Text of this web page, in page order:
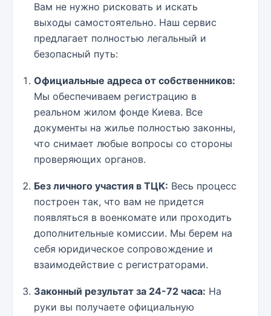
Вам не нужно рисковать и искать
выходы самостоятельно. Наш сервис
предлагает полностью легальный и
безопасный путь:
Официальные адреса от собственников:
Мы обеспечиваем регистрацию в
реальном жилом фонде Киева. Все
документы на жилье полностью законны,
что снимает любые вопросы со стороны
проверяющих органов.
Без личного участия в ТЦК: Весь процесс
построен так, что вам не придется
появляться в военкомате или проходить
дополнительные комиссии. Мы берем на
себя юридическое сопровождение и
взаимодействие с регистраторами.
Законный результат за 24-72 часа: На
руки вы получаете официальную